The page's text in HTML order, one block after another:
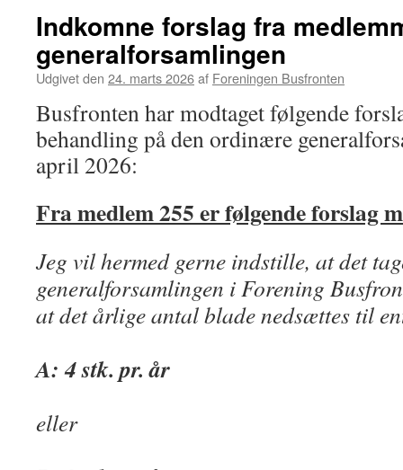
Indkomne forslag fra
generalforsamlingen
Udgivet den 24. marts 2026af Foreningen Busfronten
Busfronten har modtaget følgende
behandling på den ordinære
april 2026:
Fra medlem 255 er følgende forslag
Jeg vil hermed gerne indstille, at det
generalforsamlingen i Forening
at det årlige antal blade nedsættes til
A: 4 stk. pr. år
eller